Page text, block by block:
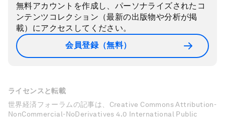
無料アカウントを作成し、パーソナライズされたコ
ンテンツコレクション（最新の出版物や分析が掲
載）にアクセスしてください。
会員登録（無料）
ライセンスと転載
世界経済フォーラムの記事は、Creative Commons Attribution-
NonCommercial-NoDerivatives 4.0 International Public